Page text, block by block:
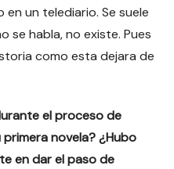
un telediario. Se suele
se habla, no existe. Pues
como esta dejara de
el proceso de
novela? ¿Hubo
en dar el paso de